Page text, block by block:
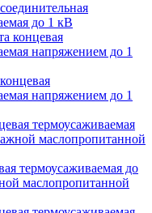
до 1 кВ
напряжением до 1
термоусаживаемая до
маслопропитанной